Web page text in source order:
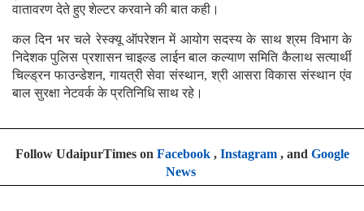
वातावरण देते हुए शेल्टर करवाने की बात कही।
कल दिन भर चले रेस्क्यू ऑपरेशन में आयोग सदस्य के साथ श्रम विभाग के
निदेशक पुलिस प्रशासन चाइल्ड लाईन बाल कल्याण समिति कैलाथ सत्यार्थी
चिल्ड्रन फाउन्डेशन, गायत्री सेवा संस्थान, श्री आसरा विकास संस्थान एंव
बाल सुरक्षा नेटवर्क के प्रतिनिधि साथ रहे।
Follow UdaipurTimes on Facebook, Instagram, and Google
News